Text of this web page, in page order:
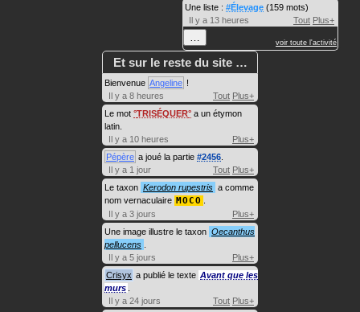
Une liste : #Élevage (159 mots)
Il y a 13 heures
Tout Plus+
voir toute l'activité
Et sur le reste du site …
Bienvenue Angeline !
Il y a 8 heures
Tout Plus+
Le mot TRISÉQUER a un étymon
latin.
Il y a 10 heures
Plus+
Pépère a joué la partie #2456
Il y a 1 jour
Tout Plus+
Le taxon Kerodon rupestris a comme
nom vernaculaire MOCO
Il y a 3 jours
Plus+
Une image illustre le taxon Oecanthus
pellucens
Il y a 5 jours
Plus+
Crisyx a publié le texte Avant que les
murs
Il y a 24 jours
Tout Plus+